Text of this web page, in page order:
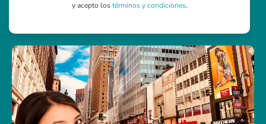
y acepto lostérminos y condiciones.